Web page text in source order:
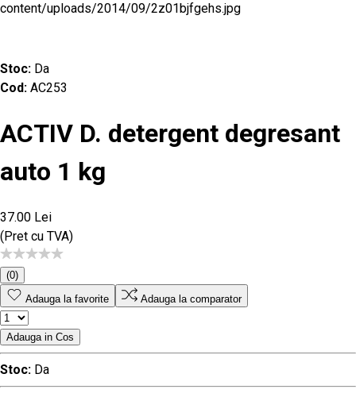
Stoc: Da
Cod: AC253
ACTIV D. detergent degresant
auto 1 kg
37.00 Lei
(Pret cu TVA)
(0)
Adauga la favorite
Adauga la comparator
Adauga in Cos
Stoc: Da